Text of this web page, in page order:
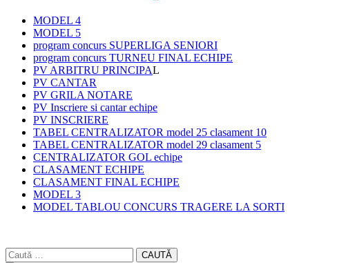
MODEL 4
MODEL 5
program concurs SUPERLIGA SENIORI
program concurs TURNEU FINAL ECHIPE
PV ARBITRU PRINCIPAL
PV CANTAR
PV GRILA NOTARE
PV Inscriere si cantar echipe
PV INSCRIERE
TABEL CENTRALIZATOR model 25 clasament 10
TABEL CENTRALIZATOR model 29 clasament 5
CENTRALIZATOR GOL echipe
CLASAMENT ECHIPE
CLASAMENT FINAL ECHIPE
MODEL 3
MODEL TABLOU CONCURS TRAGERE LA SORTI
CAUTĂ